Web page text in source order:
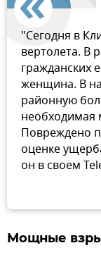
"Сегодня в
вертолета. В
гражданских
женщина. В
районную
Повреждено
оценке
он в своем
Мощные